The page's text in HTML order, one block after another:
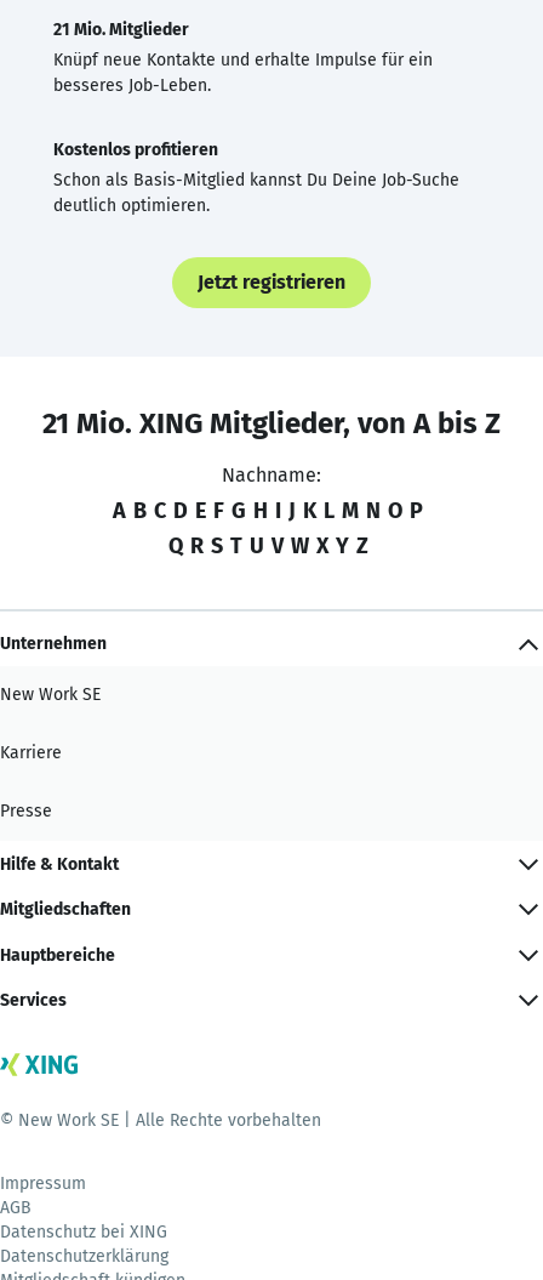
21 Mio. Mitglieder
Knüpf neue Kontakte und erhalte Impulse für ein
besseres Job-Leben.
Kostenlos profitieren
Schon als Basis-Mitglied kannst Du Deine Job-Suche
deutlich optimieren.
Jetzt registrieren
21 Mio. XING Mitglieder, von A bis Z
Nachname:
A B C D E F G H I J K L M N O P
Q R S T U V W X Y Z
Unternehmen
New Work SE
Karriere
Presse
Hilfe & Kontakt
Mitgliedschaften
Hauptbereiche
Services
© New Work SE | Alle Rechte vorbehalten
Impressum
AGB
Datenschutz bei XING
Datenschutzerklärung